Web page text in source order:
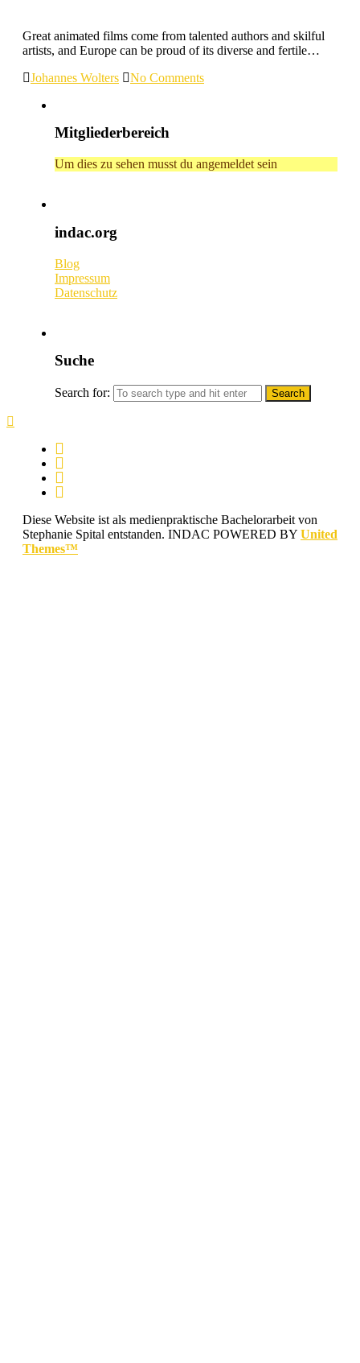
Great animated films come from talented authors and skilful
artists, and Europe can be proud of its diverse and fertile…
Johannes Wolters
No Comments
Mitgliederbereich
Um dies zu sehen musst du angemeldet sein
indac.org
Blog
Impressum
Datenschutz
Suche
Search for:
Diese Website ist als medienpraktische Bachelorarbeit von
Stephanie Spital entstanden. INDAC POWERED BY United
Themes™